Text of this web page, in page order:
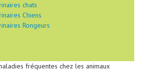
chats
Chiens
Rongeurs
fréquentes chez les animaux